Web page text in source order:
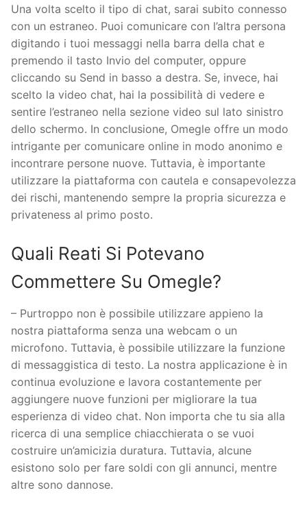
Una volta scelto il tipo di chat, sarai subito connesso
con un estraneo. Puoi comunicare con l’altra persona
digitando i tuoi messaggi nella barra della chat e
premendo il tasto Invio del computer, oppure
cliccando su Send in basso a destra. Se, invece, hai
scelto la video chat, hai la possibilità di vedere e
sentire l’estraneo nella sezione video sul lato sinistro
dello schermo. In conclusione, Omegle offre un modo
intrigante per comunicare online in modo anonimo e
incontrare persone nuove. Tuttavia, è importante
utilizzare la piattaforma con cautela e consapevolezza
dei rischi, mantenendo sempre la propria sicurezza e
privateness al primo posto.
Quali Reati Si Potevano
Commettere Su Omegle?
– Purtroppo non è possibile utilizzare appieno la
nostra piattaforma senza una webcam o un
microfono. Tuttavia, è possibile utilizzare la funzione
di messaggistica di testo. La nostra applicazione è in
continua evoluzione e lavora costantemente per
aggiungere nuove funzioni per migliorare la tua
esperienza di video chat. Non importa che tu sia alla
ricerca di una semplice chiacchierata o se vuoi
costruire un’amicizia duratura. Tuttavia, alcune
esistono solo per fare soldi con gli annunci, mentre
altre sono dannose.